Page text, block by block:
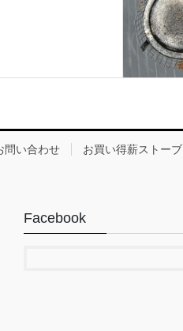
問い合わせ
お買い得薪ストーブ
Facebook